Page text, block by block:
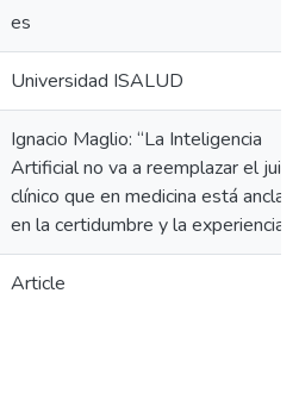
es
Universidad ISALUD
Ignacio Maglio: “La Inteligencia
Artificial no va a reemplazar el
clínico que en medicina está
en la certidumbre y la experiencia”
Article